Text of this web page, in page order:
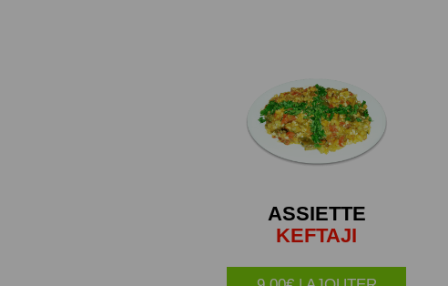
ASSIETTE
KEFTAJI